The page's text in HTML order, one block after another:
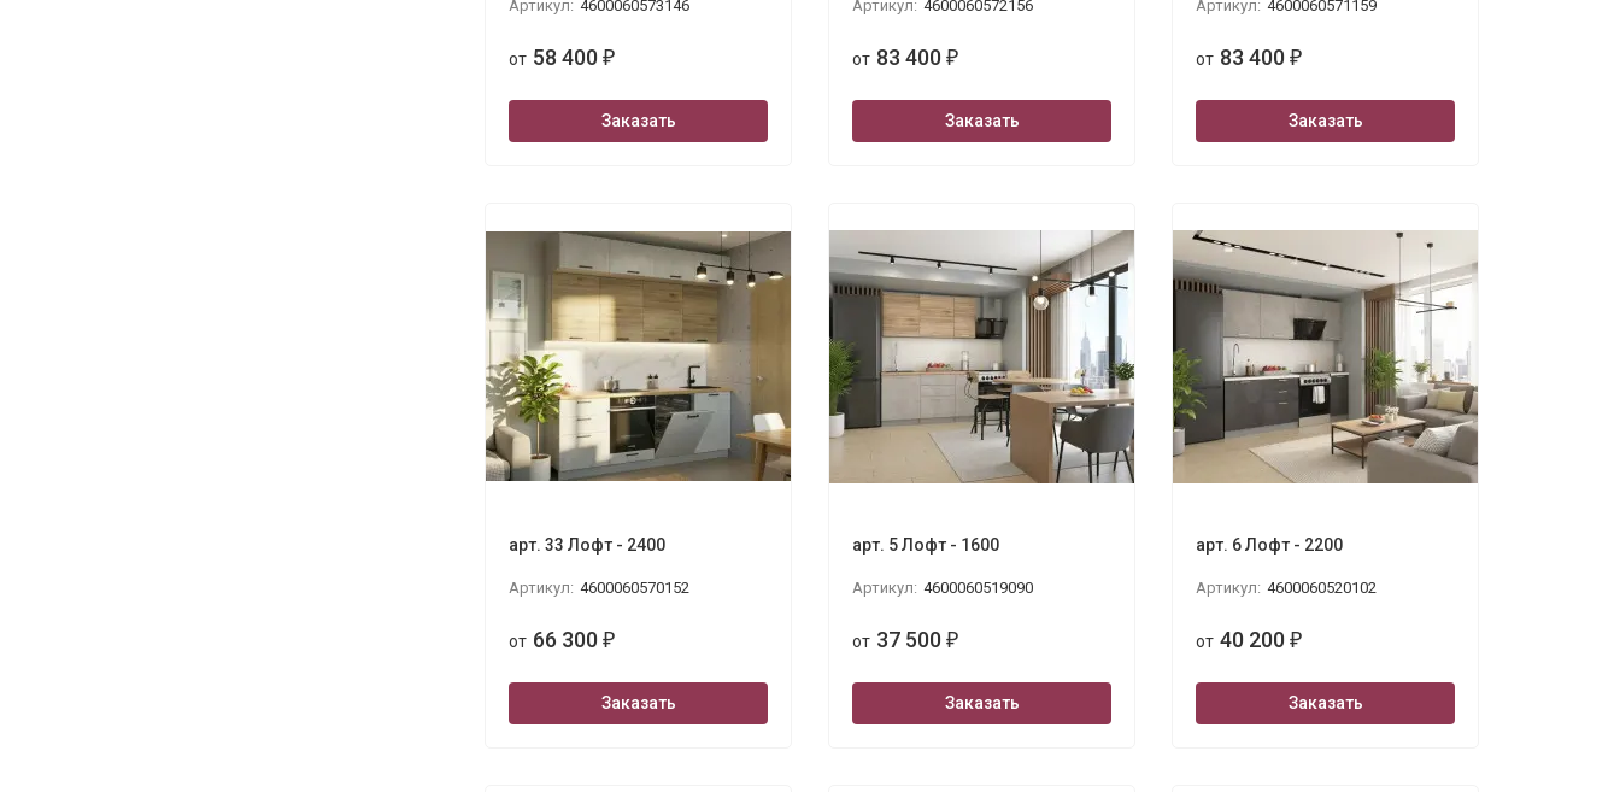
Артикул: 4600060573146
от 58 400 ₽
Заказать
Артикул: 4600060572156
от 83 400 ₽
Заказать
Артикул: 4600060571159
от 83 400 ₽
Заказать
арт. 33 Лофт - 2400
Артикул: 4600060570152
от 66 300 ₽
Заказать
арт. 5 Лофт - 1600
Артикул: 4600060519090
от 37 500 ₽
Заказать
арт. 6 Лофт - 2200
Артикул: 4600060520102
от 40 200 ₽
Заказать